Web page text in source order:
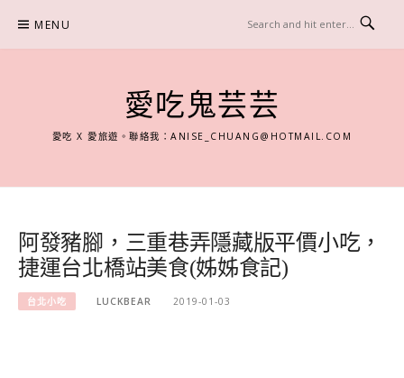
content
MENU
愛吃鬼芸芸
愛吃 X 愛旅遊。聯絡我：ANISE_CHUANG@HOTMAIL.COM
阿發豬腳，三重巷弄隱藏版平價小吃，
捷運台北橋站美食(姊姊食記)
台北小吃 LUCKBEAR 2019-01-03